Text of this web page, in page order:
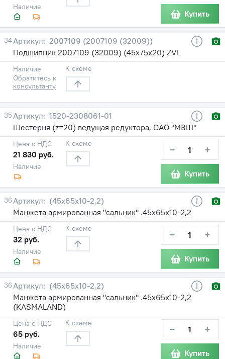
Наличие
Купить
34
2007109 (2007109 (32009))
Подшипник 2007109 (32009) (45х75х20) ZVL
Наличие
Обратитесь к
консультанту
К схеме
35
1520-2308061-01
Шестерня (z=20) ведущая редуктора, ОАО "МЗШ"
Наличие
Цена с НДС
21 830 руб.
К схеме − +
Купить
36
(45х65х10-2,2)
Манжета армированная "сальник" .45х65х10-2,2
Наличие
Цена с НДС
32 руб.
К схеме − +
Купить
36
(45х65х10-2,2)
Манжета армированная "сальник" .45х65х10-2,2
(KASMALAND)
Наличие
Цена с НДС
65 руб.
К схеме − +
Купить